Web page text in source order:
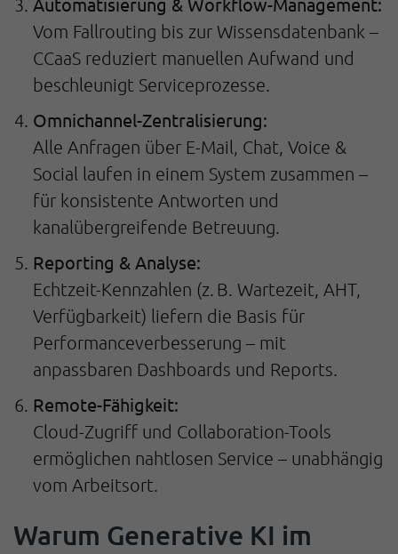
Vom Fallrouting bis zur Wissensdatenbank –
CCaaS reduziert manuellen Aufwand und
beschleunigt Serviceprozesse.
Omnichannel-Zentralisierung:
Alle Anfragen über E-Mail, Chat, Voice &
Social laufen in einem System zusammen –
für konsistente Antworten und
kanalübergreifende Betreuung.
Reporting & Analyse:
Echtzeit-Kennzahlen (z. B. Wartezeit, AHT,
Verfügbarkeit) liefern die Basis für
Performanceverbesserung – mit
anpassbaren Dashboards und Reports.
Remote-Fähigkeit:
Cloud-Zugriff und Collaboration-Tools
ermöglichen nahtlosen Service – unabhängig
vom Arbeitsort.
Warum Generative KI im